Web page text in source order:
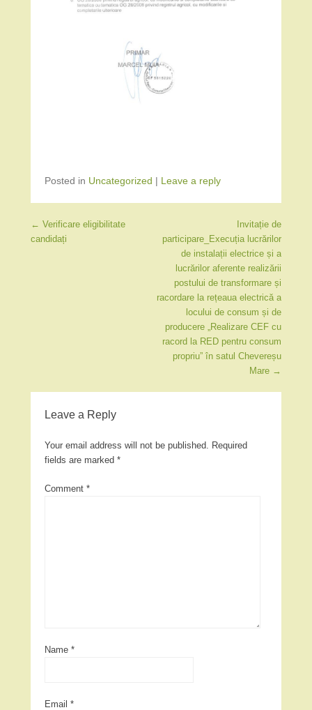
Posted in Uncategorized | Leave a reply
Post navigation
← Verificare eligibilitate
candidați
Invitație de
participare_Execuția lucrărilor
de instalații electrice și a
lucrărilor aferente realizării
postului de transformare și
racordare la rețeaua electrică a
locului de consum și de
producere „Realizare CEF cu
racord la RED pentru consum
propriu” în satul Chevereșu
Mare →
Leave a Reply
Your email address will not be published.
Required
fields are marked *
Comment *
Name *
Email *